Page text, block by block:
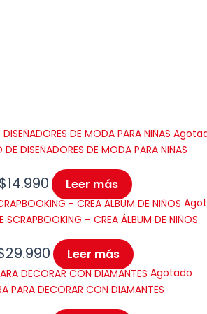
DISEÑADORES DE MODA PARA NIÑAS
$14.990 Leer más
SCRAPBOOKING – CREA ÁLBUM DE NIÑOS
29.990 Leer más
Agotado
PARA DECORAR CON DIAMANTES